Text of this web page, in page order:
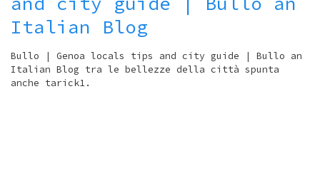
Italian Blog
Bullo | Genoa locals tips and city guide | Bullo an
Italian Blog tra le bellezze della città spunta
anche tarick1.